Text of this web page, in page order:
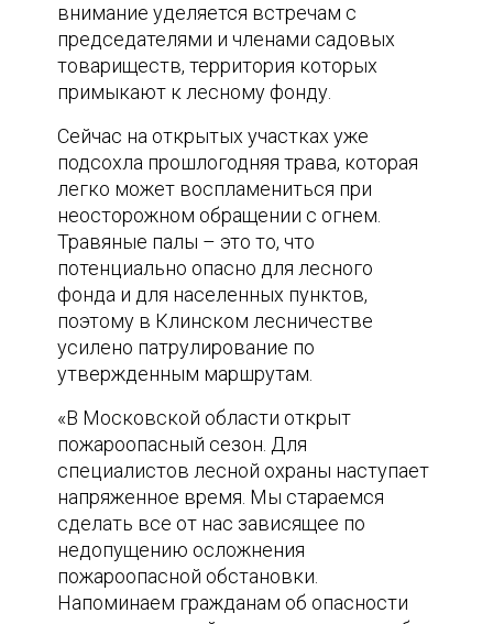
внимание уделяется встречам с
председателями и членами садовых
товариществ, территория которых
примыкают к лесному фонду.
Сейчас на открытых участках уже
подсохла прошлогодняя трава, которая
легко может воспламениться при
неосторожном обращении с огнем.
Травяные палы – это то, что
потенциально опасно для лесного
фонда и для населенных пунктов,
поэтому в Клинском лесничестве
усилено патрулирование по
утвержденным маршрутам.
«В Московской области открыт
пожароопасный сезон. Для
специалистов лесной охраны наступает
напряженное время. Мы стараемся
сделать все от нас зависящее по
недопущению осложнения
пожароопасной обстановки.
Напоминаем гражданам об опасности